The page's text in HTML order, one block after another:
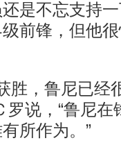
是不忘支持
前锋，但他
，鲁尼已经
罗说，“鲁尼
所作为。”